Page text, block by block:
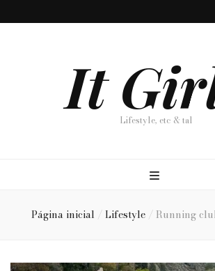
It Lifestyle, etc & tal
Página inicial / Lifestyle / Running